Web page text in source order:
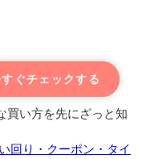
ぐチェックする
買い方を先にざっと知
回り・クーポン・タイ